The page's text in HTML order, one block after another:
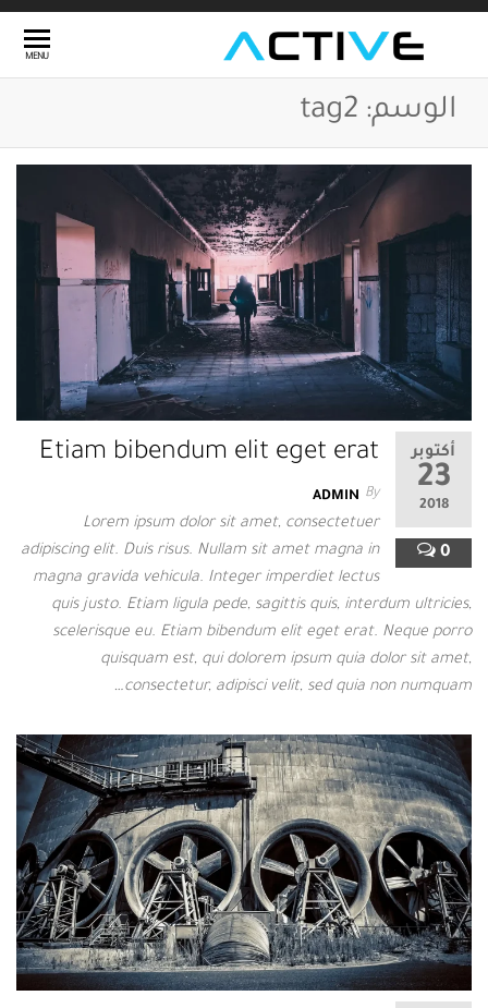
Skip
content
الأعمال
MENU
الوسم: tag2
أكتوبر
23
2018
0
Etiam bibendum elit eget erat
By
ADMIN
Lorem ipsum dolor sit amet, consectetuer
adipiscing elit. Duis risus. Nullam sit amet magna in
magna gravida vehicula. Integer imperdiet lectus
quis justo. Etiam ligula pede, sagittis quis, interdum ultricies,
scelerisque eu. Etiam bibendum elit eget erat. Neque porro
quisquam est, qui dolorem ipsum quia dolor sit amet,
consectetur, adipisci velit, sed quia non numquam…